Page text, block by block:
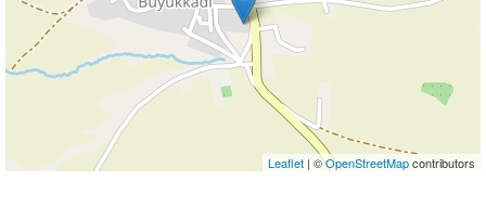
Leaflet | ©OpenStreetMapcontributors